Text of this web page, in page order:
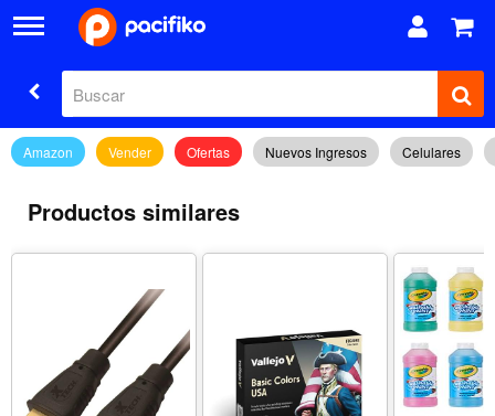
Amazon Vender Ofertas Nuevos Ingresos Celulares
Productos similares